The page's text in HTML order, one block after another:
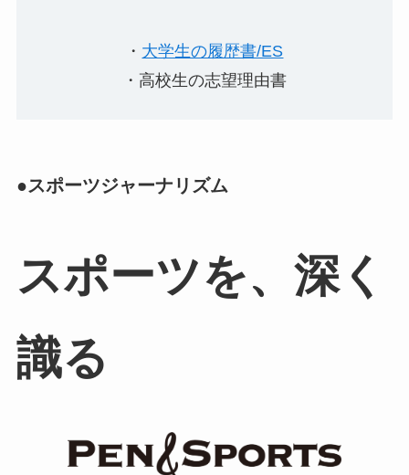
・ 大学生の履歴書/ES
・高校生の志望理由書
●スポーツジャーナリズム
スポーツを、深く
識る